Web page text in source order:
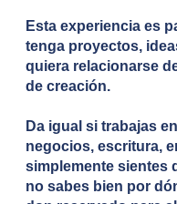
Esta experiencia es
tenga proyectos,
quiera relacionarse
de creación.
Da igual si trabajas
negocios, escritura,
simplemente sientes
no sabes bien por